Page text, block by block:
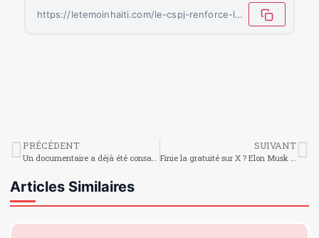
https://letemoinhaiti.com/le-cspj-renforce-les-competences-des-magistrats-contre-les-violences-sexuelles/
PRÉCÉDENT SUIVANT
Articles Similaires